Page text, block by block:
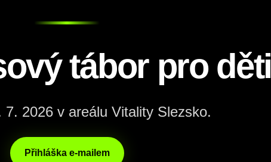
tábor pro děti
7. 2026 v areálu Vitality Slezsko.
Přihláška e-mailem